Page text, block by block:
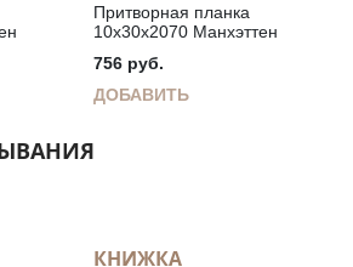
Притворная планка
10х30х2070 Манхэттен
756 руб.
ДОБАВИТЬ
КНИЖКА